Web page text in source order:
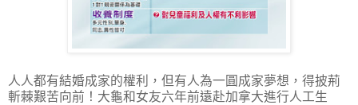
人人都有結婚成家的權利，但有人為一圓成家夢想，得披荊
斬棘艱苦向前！大龜和女友六年前遠赴加拿大進行人工生